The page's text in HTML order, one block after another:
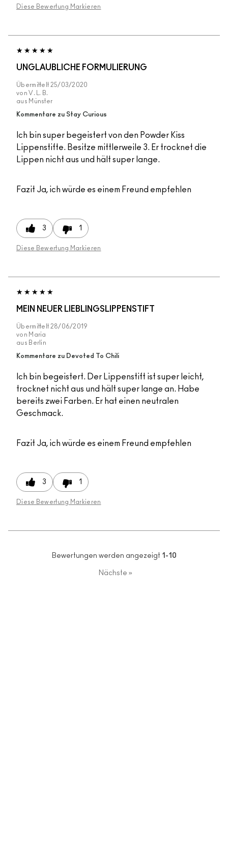
Diese Bewertung Markieren
UNGLAUBLICHE FORMULIERUNG
Übermittelt 25/03/2020
von V. L. B.
aus Münster
Kommentare zu Stay Curious
Ich bin super begeistert von den Powder Kiss
Lippenstifte. Besitze mittlerweile 3. Er trocknet die
Lippen nicht aus und hält super lange.
Fazit Ja, ich würde es einem Freund empfehlen
3 1
Diese Bewertung Markieren
MEIN NEUER LIEBLINGSLIPPENSTIFT
Übermittelt 28/06/2019
von Maria
aus Berlin
Kommentare zu Devoted To Chili
Ich bin begeistert. Der Lippenstift ist super leicht,
trocknet nicht aus und hält super lange an. Habe
bereits zwei Farben. Er hat einen neutralen
Geschmack.
Fazit Ja, ich würde es einem Freund empfehlen
3 1
Diese Bewertung Markieren
Bewertungen werden angezeigt 1-10
Nächste »